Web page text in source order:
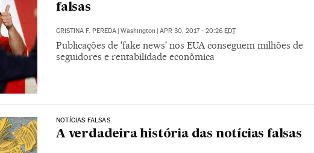
falsas
CRISTINA F. PEREDA | Washington | APR 30, 2017 - 20:26 EDT
Publicações de 'fake news' nos EUA conseguem milhões de
seguidores e rentabilidade econômica
NOTÍCIAS FALSAS
A verdadeira história das notícias falsas